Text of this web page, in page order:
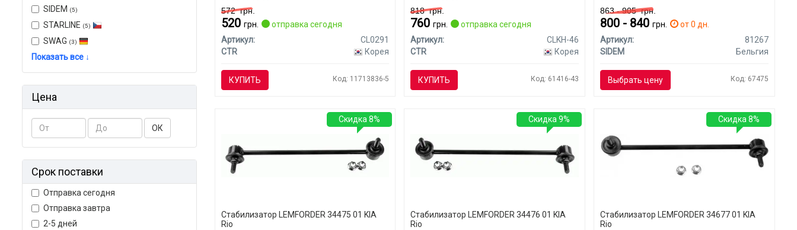
SIDEM (5)
STARLINE (5)
SWAG (3)
Показать все ↓
Цена
ОК
Срок поставки
Отправка сегодня
Отправка завтра
2-5 дней
572грн.
520 грн.
отправка сегодня
Артикул:
CL0291
CTR
Корея
КУПИТЬ Код: 11713836-5
818грн.
760грн.
отправка сегодня
Артикул:
CLKH-46
CTR
Корея
КУПИТЬ Код: 61416-43
863 - 905грн.
800 - 840грн.
от 0 дн.
Артикул:
81267
SIDEM
Бельгия
Выбрать цену Код: 67475
Стабилизатор LEMFORDER 34475 01 KIA
Rio
Скидка 8%
Стабилизатор LEMFORDER 34476 01 KIA
Rio
Скидка 9%
Стабилизатор LEMFORDER 34677 01 KIA
Rio
Скидка 8%